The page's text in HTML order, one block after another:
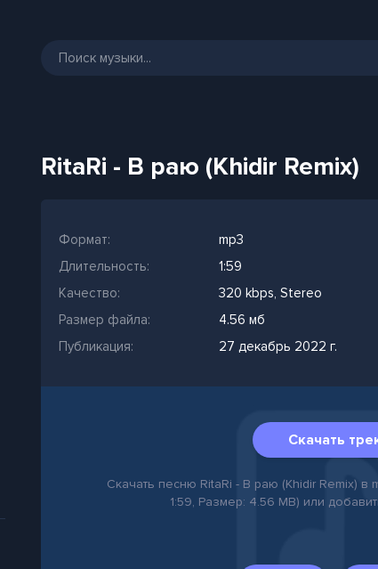
RitaRi - В раю (Khidir Remix)
Формат:
mp3
Длительность:
1:59
Качество:
320 kbps, Stereo
Размер файла:
4.56 мб
Публикация:
27 декабрь 2022 г.
Скачать
Скачать песню RitaRi - В раю (Khidir Remix) в
1:59, Размер: 4.56 MB) или